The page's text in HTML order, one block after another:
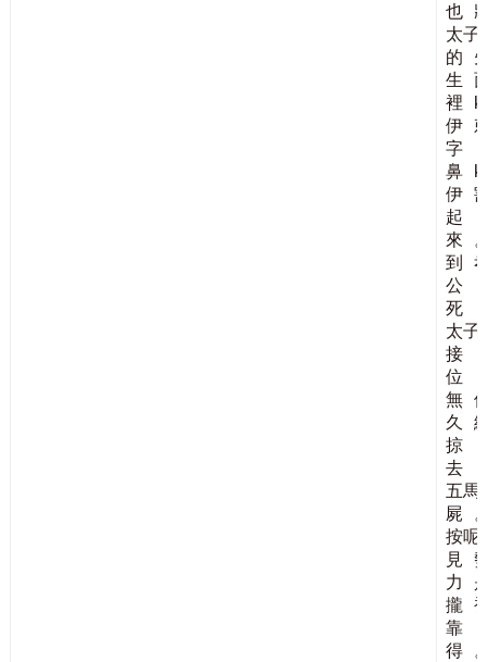
也
太子
的
生
裡
伊
字
鼻
伊
起
來
到
公
死
太子
接
位
無
久
掠
去
五馬
屍
按呢
見
力
攏
靠
得